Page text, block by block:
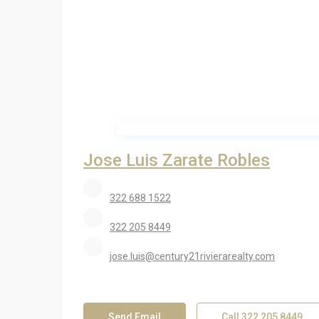
Jose Luis Zarate Robles
322 688 1522
322 205 8449
jose.luis@century21rivierarealty.com